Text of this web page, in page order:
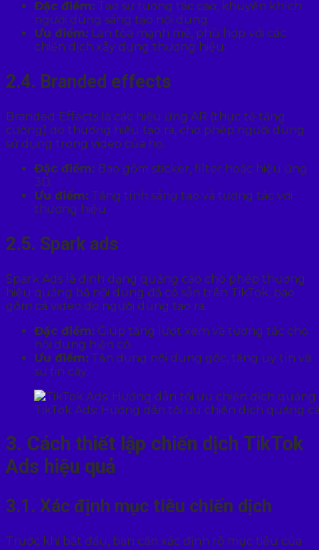
Đặc điểm: Tạo sự tương tác cao, khuyến khích
người dùng sáng tạo nội dung.
Ưu điểm: Lan tỏa mạnh mẽ, phù hợp với các
chiến dịch xây dựng thương hiệu.
2.4. Branded effects
Branded Effects là các hiệu ứng AR (thực tế tăng
cường) do thương hiệu tạo ra, cho phép người dùng
sử dụng trong video của họ.
Đặc điểm: Bao gồm sticker, filter hoặc hiệu ứng
3D.
Ưu điểm: Tăng tính sáng tạo và tương tác với
thương hiệu.
2.5. Spark ads
Spark Ads là định dạng quảng cáo cho phép thương
hiệu quảng bá nội dung đã có sẵn trên TikTok, bao
gồm cả video do người dùng tạo ra.
Đặc điểm: Giúp tăng lượt xem và tương tác cho
nội dung hiện có.
Ưu điểm: Tận dụng nội dung gốc, tăng uy tín và
sự tin cậy.
TikTok Ads: Hướng dẫn tối ưu chiến dịch quảng
3. Cách thiết lập chiến dịch TikTok
Ads hiệu quả
3.1. Xác định mục tiêu chiến dịch
Trước khi bắt đầu, bạn cần xác định rõ mục tiêu của